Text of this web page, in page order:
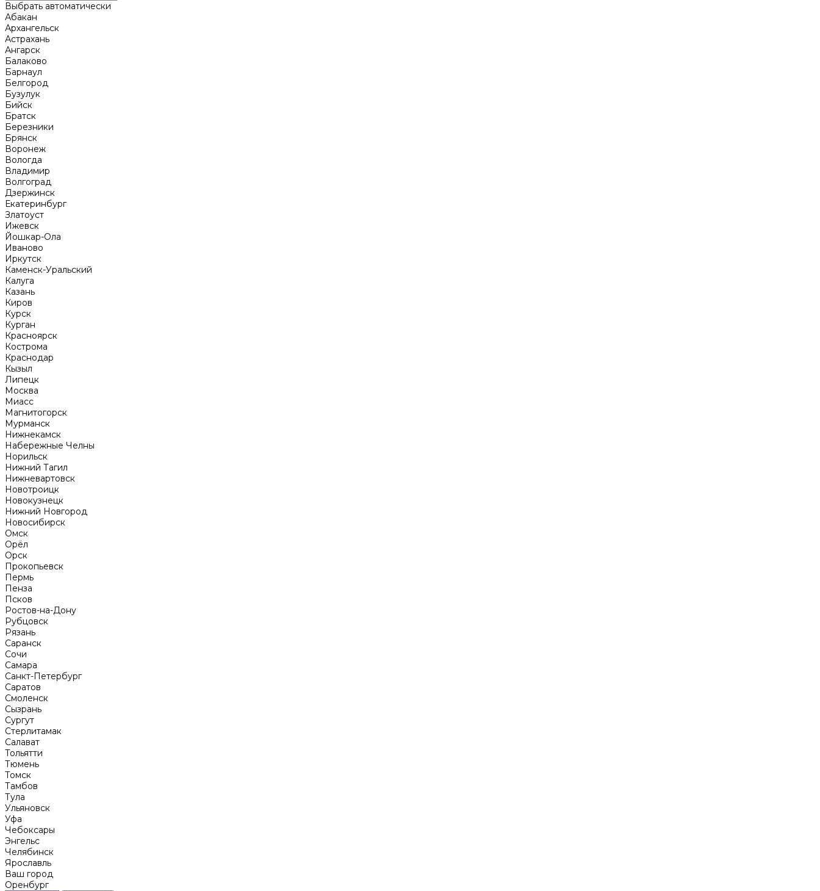
Выбрать автоматически
Абакан
Архангельск
Астрахань
Ангарск
Балаково
Барнаул
Белгород
Бузулук
Бийск
Братск
Березники
Брянск
Воронеж
Вологда
Владимир
Волгоград
Дзержинск
Екатеринбург
Златоуст
Ижевск
Йошкар-Ола
Иваново
Иркутск
Каменск-Уральский
Калуга
Казань
Киров
Курск
Курган
Красноярск
Кострома
Краснодар
Кызыл
Липецк
Москва
Миасс
Магнитогорск
Мурманск
Нижнекамск
Набережные Челны
Норильск
Нижний Тагил
Нижневартовск
Новотроицк
Новокузнецк
Нижний Новгород
Новосибирск
Омск
Орёл
Орск
Прокопьевск
Пермь
Пенза
Псков
Ростов-на-Дону
Рубцовск
Рязань
Саранск
Сочи
Самара
Санкт-Петербург
Саратов
Смоленск
Сызрань
Сургут
Стерлитамак
Салават
Тольятти
Тюмень
Томск
Тамбов
Тула
Ульяновск
Уфа
Чебоксары
Энгельс
Челябинск
Ярославль
Ваш город
Оренбург